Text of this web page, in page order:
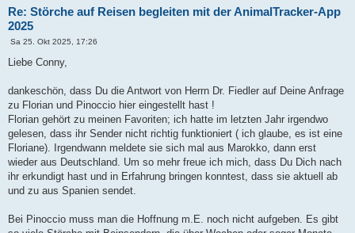
Re: Störche auf Reisen begleiten mit der AnimalTracker-App
2025
B
a
Sa 25. Okt 2025, 17:26
Liebe Conny,
dankeschön, dass Du die Antwort von Herrn Dr. Fiedler auf Deine Anfrage
zu Florian und Pinoccio hier eingestellt hast !
Florian gehört zu meinen Favoriten; ich hatte im letzten Jahr irgendwo
gelesen, dass ihr Sender nicht richtig funktioniert ( ich glaube, es ist eine
Floriane). Irgendwann meldete sie sich mal aus Marokko, dann erst
wieder aus Deutschland. Um so mehr freue ich mich, dass Du Dich nach
ihr erkundigt hast und in Erfahrung bringen konntest, dass sie aktuell ab
und zu aus Spanien sendet.
Bei Pinoccio muss man die Hoffnung m.E. noch nicht aufgeben. Es gibt